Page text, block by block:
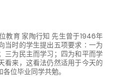
教育 家陶行知 先生曾于1946年
当时的学生提出五项要求∶一为
三为民主而学习；四为和平而学
看来，这看法仍然适用于今天的
位毕业同学共勉。